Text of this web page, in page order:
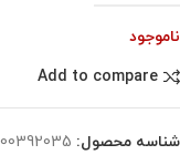
ناموجود
Add to compare
شناسه محصول: 00392035